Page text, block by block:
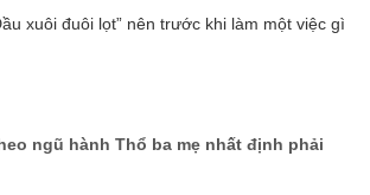
xuôi đuôi lọt” nên trước khi làm một việc gì
ngũ hành Thổ ba mẹ nhất định phải